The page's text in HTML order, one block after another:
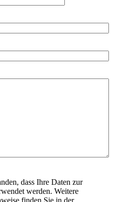
dass Ihre Daten zur
werden. Weitere